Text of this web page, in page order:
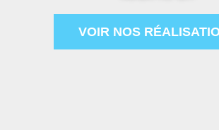
VOIR NOS